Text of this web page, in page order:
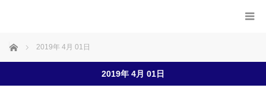
ホーム 2019年 4月 01日
2019年 4月 01日